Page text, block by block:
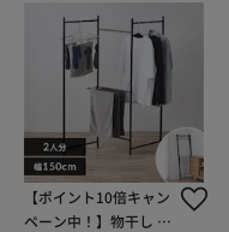
【ポイント10倍キャン
ペーン中！】物干し 室